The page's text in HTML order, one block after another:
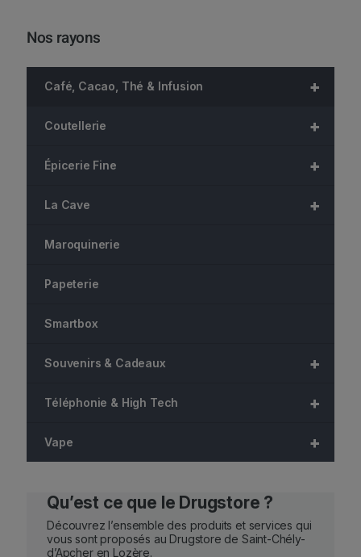
Nos rayons
+
Café, Cacao, Thé & Infusion
+
Coutellerie
+
Épicerie Fine
+
La Cave
Maroquinerie
Papeterie
Smartbox
+
Souvenirs & Cadeaux
+
Téléphonie & High Tech
+
Vape
Qu’est ce que le Drugstore ?
Découvrez l’ensemble des produits et services qui
vous sont proposés au Drugstore de Saint-Chély-
d’Apcher en Lozère.